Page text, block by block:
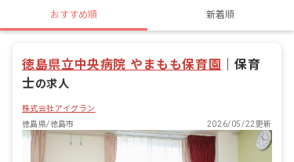
おすすめ順 新着順
徳島県立中央病院 やまもも保育園
保育
士の求人
株式会社アイグラン
徳島県/徳島市
2026/05/22更新